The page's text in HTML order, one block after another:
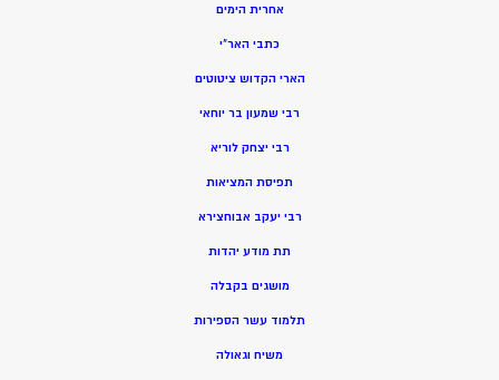
אחרית הימים
כתבי האר”י
הארי הקדוש ציטוטים
רבי שמעון בר יוחאי
רבי יצחק לוריא
תפיסת המציאות
רבי יעקב אבוחצירא
תת מודע יהדות
מושגים בקבלה
תלמוד עשר הספירות
משיח וגאולה